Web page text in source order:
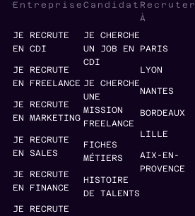
Entreprise
JE RECRUTE
EN CDI
JE RECRUTE
EN FREELANCE
JE RECRUTE
EN MARKETING
JE RECRUTE
EN SALES
JE RECRUTE
EN FINANCE
JE RECRUTE
Candidat
JE CHERCHE
UN JOB EN
CDI
JE CHERCHE
UNE
MISSION
FREELANCE
FICHES
MÉTIERS
HISTOIRE
DE TALENTS
Recruter
À
PARIS
LYON
NANTES
BORDEAUX
LILLE
AIX-EN-
PROVENCE